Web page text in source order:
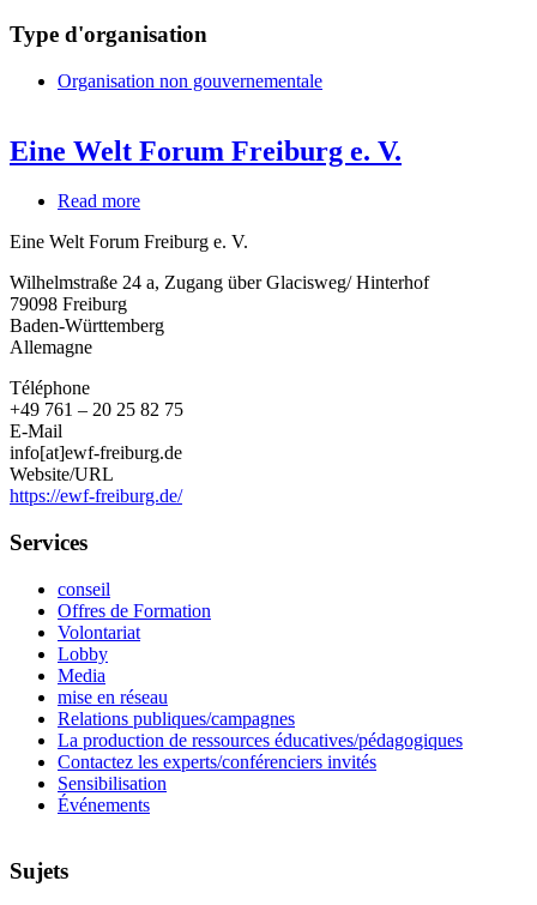
Type d'organisation
Organisation non gouvernementale
Eine Welt Forum Freiburg e. V.
Read more
Welt
Freiburg
V.
Eine Welt Forum Freiburg e. V.
Wilhelmstraße 24 a, Zugang über Glacisweg/ Hinterhof
79098 Freiburg
Baden-Württemberg
Allemagne
Téléphone
+49 761 – 20 25 82 75
E-Mail
info[at]ewf-freiburg.de
Website/URL
https://ewf-freiburg.de/
Services
conseil
Offres de Formation
Volontariat
Lobby
Media
mise en réseau
Relations publiques/campagnes
La production de ressources éducatives/pédagogiques
Contactez les experts/conférenciers invités
Sensibilisation
Événements
Sujets